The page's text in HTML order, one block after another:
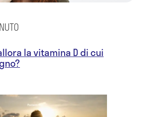
la vitamina D di cui